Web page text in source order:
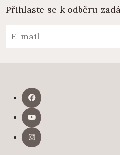
Přihlaste se k odběru